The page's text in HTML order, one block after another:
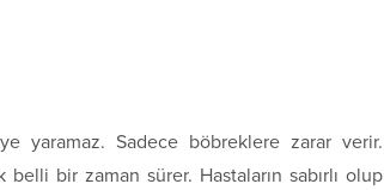
yaramaz. Sadece böbreklere zarar verir.
bir zaman sürer. Hastaların sabırlı olup